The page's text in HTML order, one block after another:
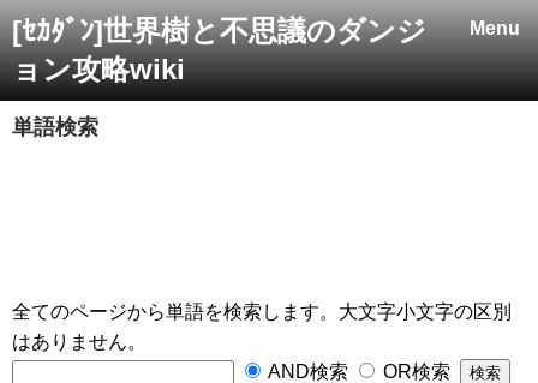
Menu
[ｾｶﾀﾞﾝ]世界樹と不思議のダンジ
ョン攻略wiki
単語検索
全てのページから単語を検索します。大文字小文字の区別
はありません。
AND検索
OR検索